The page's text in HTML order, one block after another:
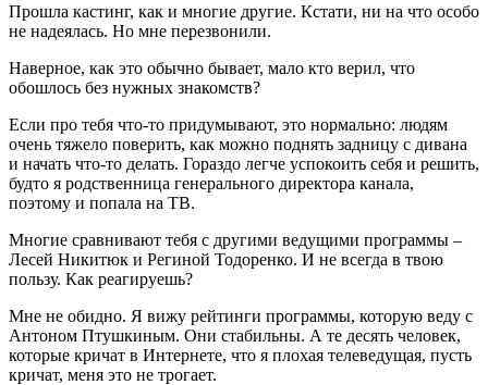
Прошла кастинг, как и многие другие. Кстати, ни на что особо
не надеялась. Но мне перезвонили.
Наверное, как это обычно бывает, мало кто верил, что
обошлось без нужных знакомств?
Если про тебя что-то придумывают, это нормально: людям
очень тяжело поверить, как можно поднять задницу с дивана
и начать что-то делать. Гораздо легче успокоить себя и решить,
будто я родственница генерального директора канала,
поэтому и попала на ТВ.
Многие сравнивают тебя с другими ведущими программы –
Лесей Никитюк и Региной Тодоренко. И не всегда в твою
пользу. Как реагируешь?
Мне не обидно. Я вижу рейтинги программы, которую веду с
Антоном Птушкиным. Они стабильны. А те десять человек,
которые кричат в Интернете, что я плохая телеведущая, пусть
кричат, меня это не трогает.